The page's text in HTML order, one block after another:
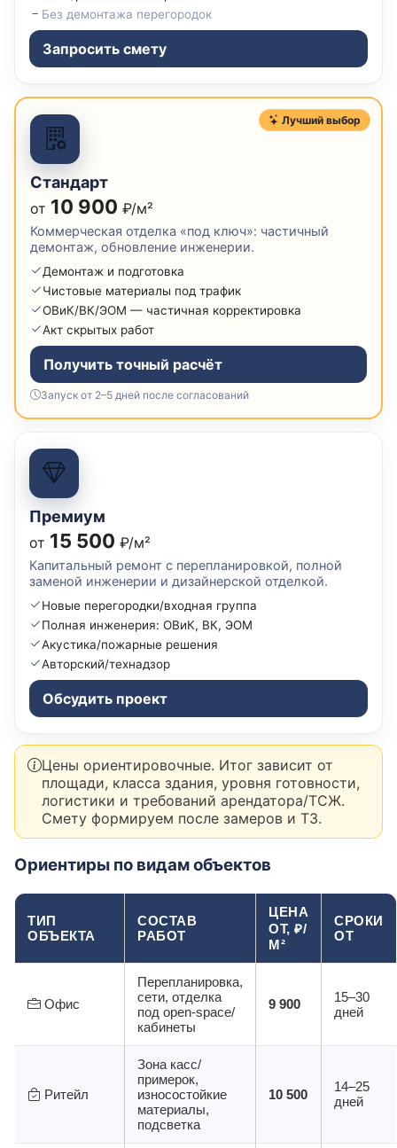
Без демонтажа перегородок
Запросить смету
Лучший выбор
Стандарт
от 10 900 ₽/м²
Коммерческая отделка «под ключ»: частичный
демонтаж, обновление инженерии.
Демонтаж и подготовка
Чистовые материалы под трафик
ОВиК/ВК/ЭОМ — частичная корректировка
Акт скрытых работ
Получить точный расчёт
Запуск от 2–5 дней после согласований
Премиум
от 15 500 ₽/м²
Капитальный ремонт с перепланировкой, полной
заменой инженерии и дизайнерской отделкой.
Новые перегородки/входная группа
Полная инженерия: ОВиК, ВК, ЭОМ
Акустика/пожарные решения
Авторский/технадзор
Обсудить проект
Цены ориентировочные. Итог зависит от
площади, класса здания, уровня готовности,
логистики и требований арендатора/ТСЖ.
Смету формируем после замеров и ТЗ.
Ориентиры по видам объектов
ТИП
ОБЪЕКТА
СОСТАВ
РАБОТ
ЦЕНА
ОТ, ₽/
М²
СРОКИ
ОТ
Офис
Перепланировка,
сети, отделка
под open-space/
кабинеты
9 900
15–30
дней
Ритейл
Зона касс/
примерок,
износостойкие
материалы,
подсветка
10 500
14–25
дней